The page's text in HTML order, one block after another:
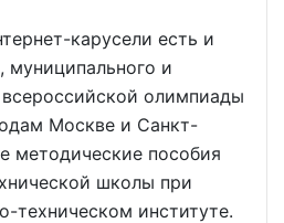
карусели есть и
муниципального и
олимпиады
Москве и Санкт-
методические пособия
школы при
техническом институте.